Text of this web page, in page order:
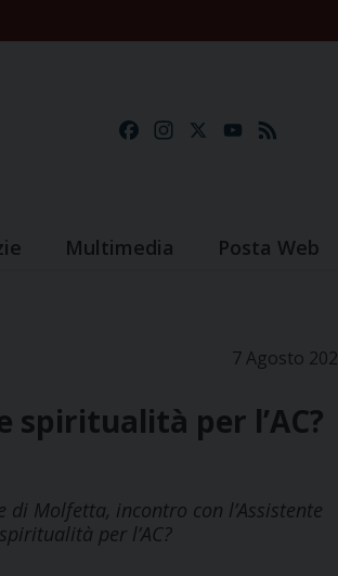
FacebookInstagramYouTube
Multimedia Posta Web
7 Agosto
spiritualità per l’AC?
Molfetta, incontro con l’Assistente
per l’AC?